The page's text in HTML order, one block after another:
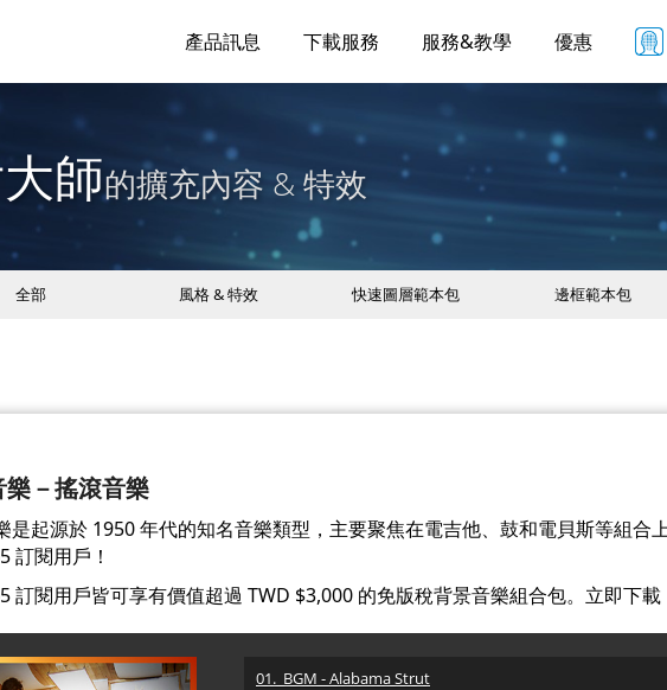
產品訊息 下載服務 服務&教學 優惠
師的擴充內容 & 特效
全部 風格 & 特效 快速圖層範本包 邊框範本包
樂－搖滾音樂
是起源於 1950 年代的知名音樂類型，主要聚焦在電吉他、鼓和電貝斯等組合
訂閱用戶！
訂閱用戶皆可享有價值超過 TWD $3,000 的免版稅背景音樂組合包。立即下載
01. BGM - Alabama Strut